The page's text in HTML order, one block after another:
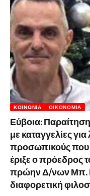
ΚΟΙΝΩΝΊΑ ΟΙΚΟΝΟΜΊΑ
Εύβοια:
με καταγγελίες
προσωπικούς που
έριξε ο πρόεδρος
πρώην Δ/νων Μπ.
διαφορετική